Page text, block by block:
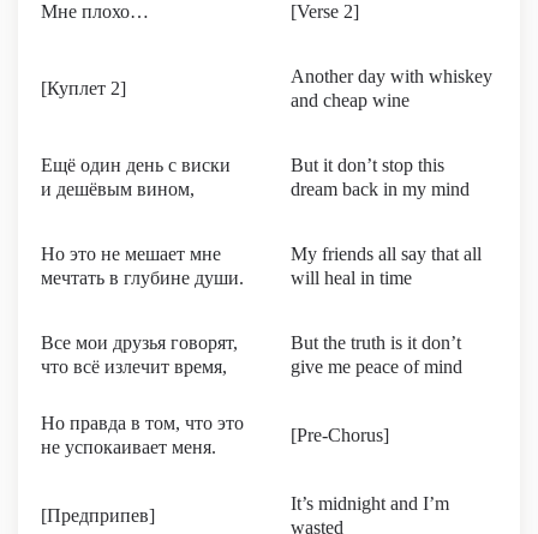
Мне плохо… [Verse 2]
[Куплет 2]
Another day with whiskey
and cheap wine
Ещё один день с виски
и дешёвым вином,
But it don’t stop this
dream back in my mind
Но это не мешает мне
мечтать в глубине души.
My friends all say that all
will heal in time
Все мои друзья говорят,
что всё излечит время,
But the truth is it don’t
give me peace of mind
Но правда в том, что это
не успокаивает меня.
[Pre-Chorus]
[Предприпев]
It’s midnight and I’m
wasted